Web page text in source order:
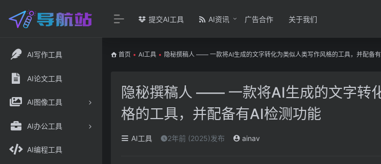
AI写作工具
AI论文工具
AI图像工具
AI办公工具
AI编程工具
提交AI工具 AI资讯 广告合作 关于我们
首页 • AI工具 • 隐秘撰稿人 —— 一款将AI生成的文字转化为类似人类写作风格的工具，并配备
隐秘撰稿人 —— 一款将AI生成的文字转
格的工具，并配备有AI检测功能
AI工具 2年前 (2025)发布 ainav